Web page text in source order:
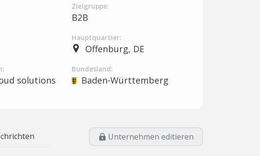
Zielgruppe:
B2B
Hauptquartier:
Offenburg, DE
solutions
Bundesland:
Baden-Württemberg
Unternehmen editieren